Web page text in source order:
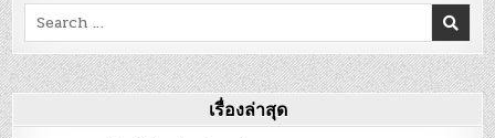
Search
for:
เรื่องล่าสุด